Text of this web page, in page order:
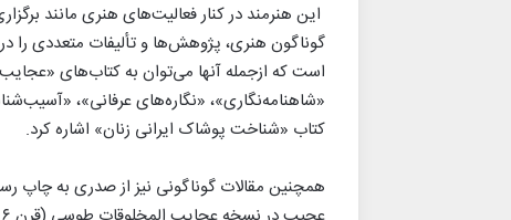
این هنرمند در کنار فعالیت‌های هنری مانند
گوناگون هنری، پژوهش‌ها و تألیفات متعددی را
است که ازجمله آنها می‌توان به کتاب‌های
«شاهنامه‌نگاری»، «نگاره‌های عرفانی»،
کتاب «شناخت پوشاک ایرانی زنان» اشاره کرد.
همچنین مقالات گوناگونی نیز از صدری به چاپ